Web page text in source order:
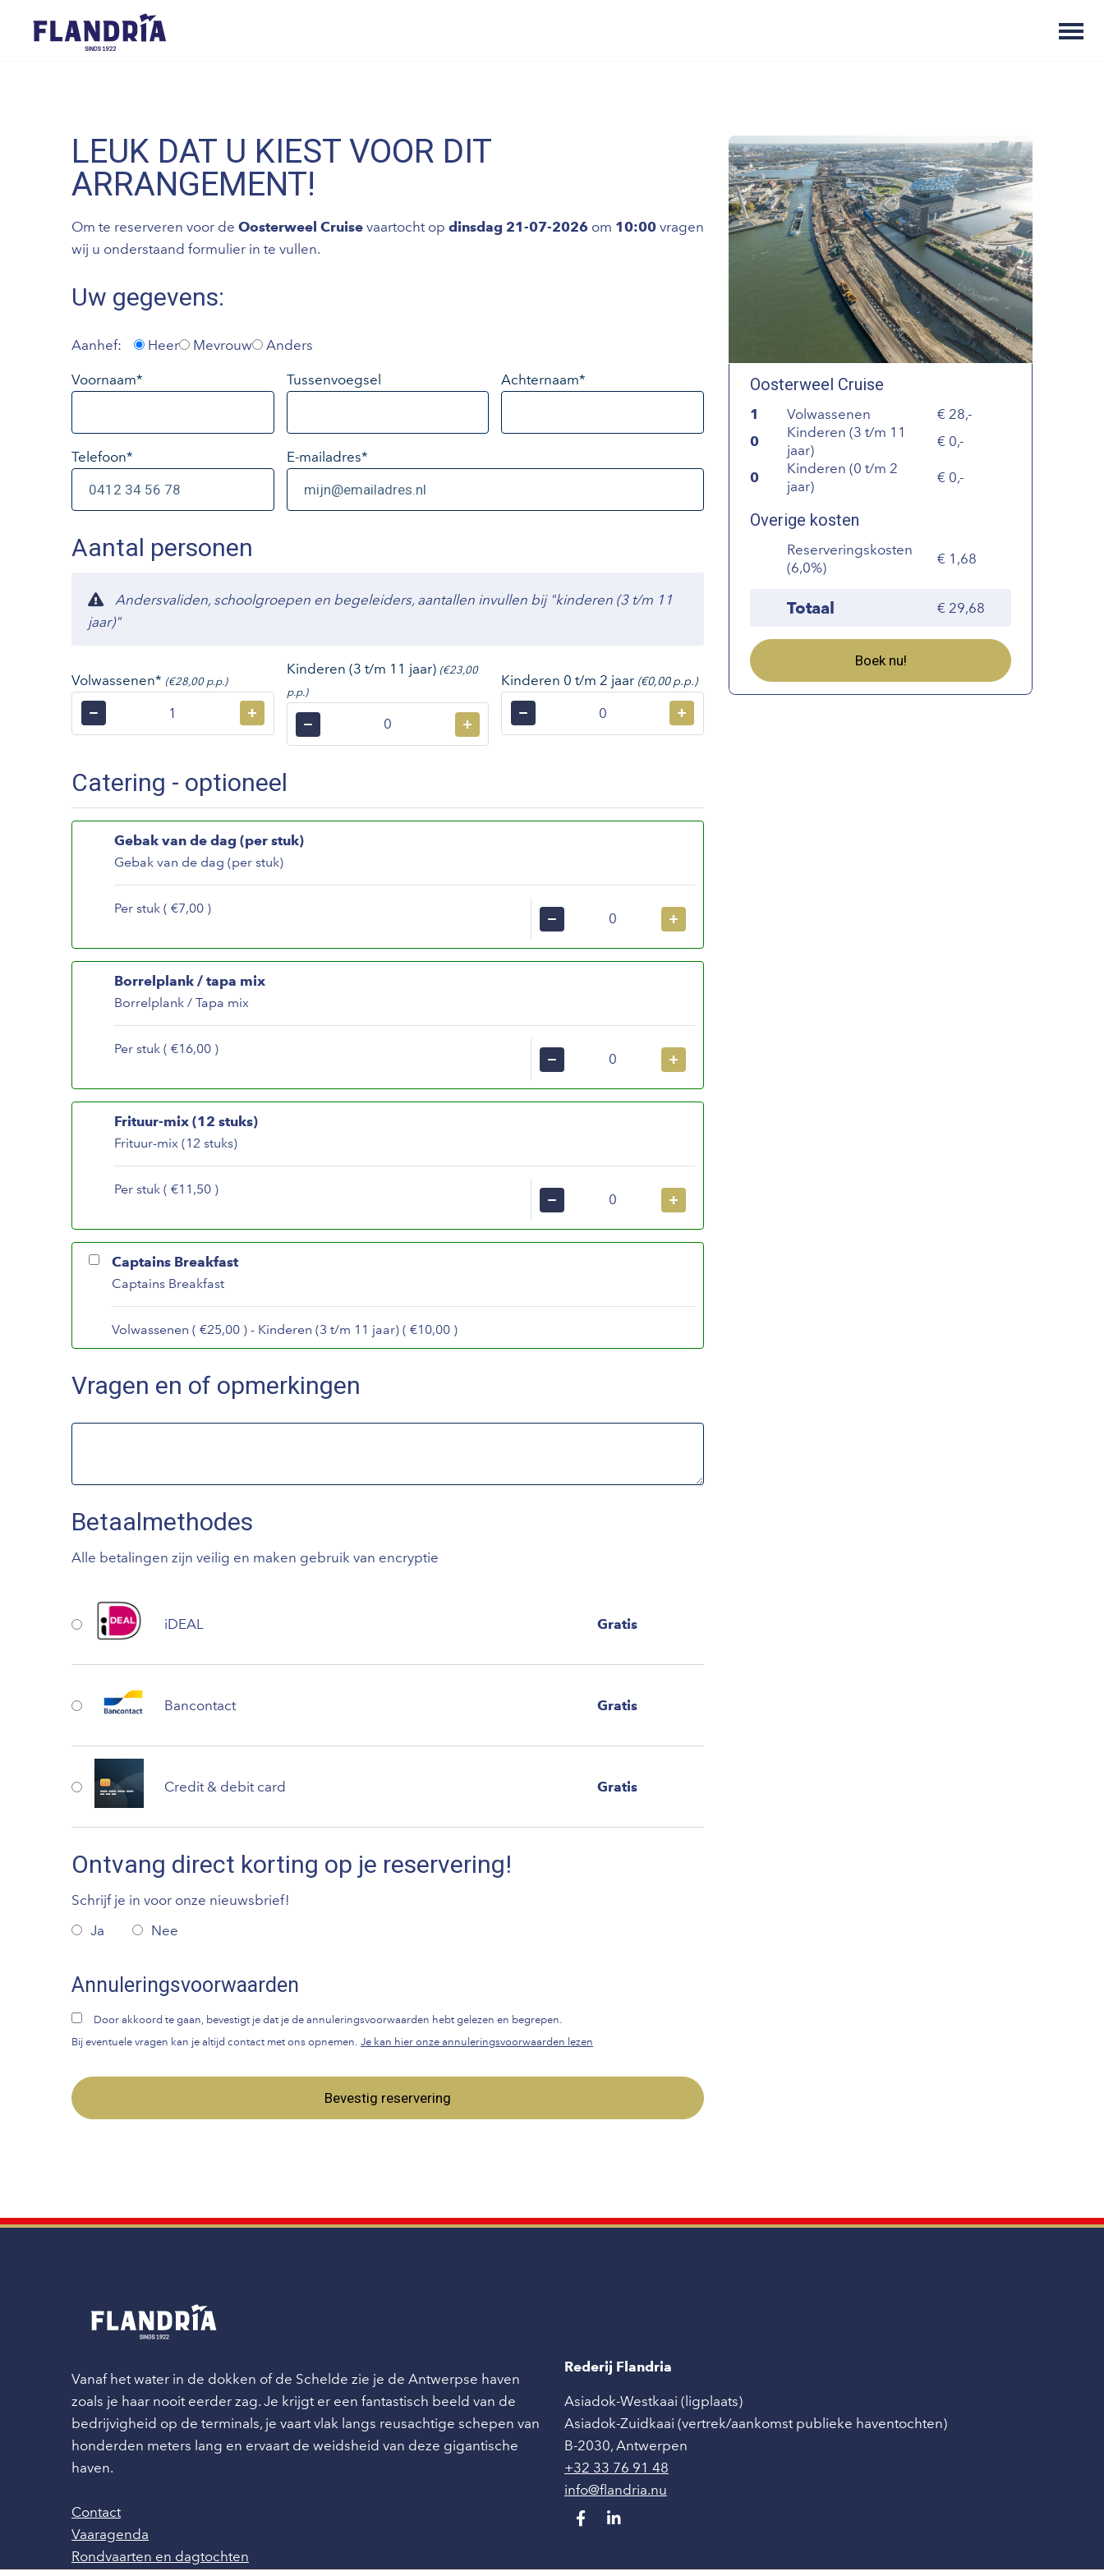
LEUK DAT U KIEST VOOR DIT
ARRANGEMENT!
Om te reserveren voor de Oosterweel Cruise vaartocht op dinsdag 21-07-2026 om 10:00 vragen
wij u onderstaand formulier in te vullen.
Uw gegevens:
Aanhef: Heer Mevrouw Anders
Voornaam* Tussenvoegsel Achternaam*
Telefoon* E-mailadres*
Aantal personen
Andersvaliden, schoolgroepen en begeleiders, aantallen invullen bij "kinderen (3 t/m 11
jaar)"
Volwassenen* (€28,00 p.p.)
− +
Kinderen (3 t/m 11 jaar) (€23,00
p.p.)
− +
Kinderen 0 t/m 2 jaar (€0,00 p.p.)
− +
Catering - optioneel
Gebak van de dag (per stuk)
Gebak van de dag (per stuk)
Per stuk ( €7,00 )
− +
Borrelplank / tapa mix
Borrelplank / Tapa mix
Per stuk ( €16,00 )
− +
Frituur-mix (12 stuks)
Frituur-mix (12 stuks)
Per stuk ( €11,50 )
− +
Captains Breakfast
Captains Breakfast
Volwassenen ( €25,00 ) - Kinderen (3 t/m 11 jaar) ( €10,00 )
Vragen en of opmerkingen
Oosterweel Cruise
1 Volwassenen
28,-
0
Kinderen (3 t/m 11
jaar)
0,-
0
Kinderen (0 t/m 2
jaar)
0,-
Overige kosten
Reserveringskosten
(6,0%)
1,68
Totaal 29,68
Boek nu!
Betaalmethodes
Alle betalingen zijn veilig en maken gebruik van encryptie
iDEAL Gratis
Bancontact Gratis
Credit & debit card Gratis
Ontvang direct korting op je reservering!
Schrijf je in voor onze nieuwsbrief!
Ja
Nee
Annuleringsvoorwaarden
Door akkoord te gaan, bevestigt je dat je de annuleringsvoorwaarden hebt gelezen en begrepen.
Bij eventuele vragen kan je altijd contact met ons opnemen. Je kan hier onze annuleringsvoorwaarden lezen
Bevestig reservering
Vanaf het water in de dokken of de Schelde zie je de Antwerpse haven
zoals je haar nooit eerder zag. Je krijgt er een fantastisch beeld van de
bedrijvigheid op de terminals, je vaart vlak langs reusachtige schepen van
honderden meters lang en ervaart de weidsheid van deze gigantische
haven.
Rederij Flandria
Asiadok-Westkaai (ligplaats)
Asiadok-Zuidkaai (vertrek/aankomst publieke haventochten)
B-2030, Antwerpen
+32 33 76 91 48
info@flandria.nu
Contact
Vaaragenda
Rondvaarten en dagtochten